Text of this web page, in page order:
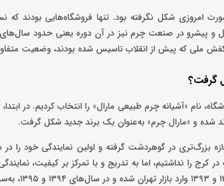
امروزی شکل نگرفته بود. تنها فروشگاه‌هایی
کفش ملی که پیش از انقلاب تاسیس شده بودند، وضعیت
گرفت؟
نام «آشیانه چرم طبیعی مارال» را انتخاب کردیم. در
شده و «مارال چرم» به‌عنوان یک برند جدید شکل گرفت.
بزرگ‌تری در گوهردشت گرفته و اولین نمایندگی‌ خود را در
کرج را نداشتیم، اما به تدریج و با تمرکز بر کیفیت،